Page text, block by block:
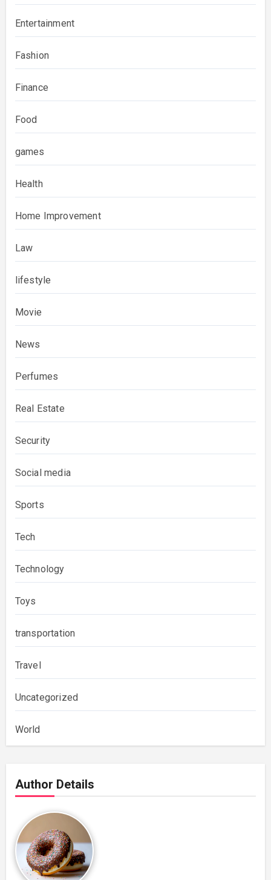
Entertainment
Fashion
Finance
Food
games
Health
Home Improvement
Law
lifestyle
Movie
News
Perfumes
Real Estate
Security
Social media
Sports
Tech
Technology
Toys
transportation
Travel
Uncategorized
World
Author Details